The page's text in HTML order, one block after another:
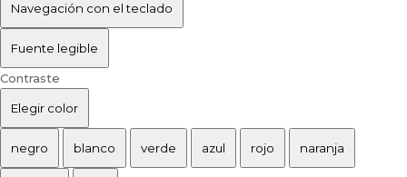
Navegación con el teclado
Fuente legible
Contraste
Elegir color
negro blanco verde azul rojo naranja